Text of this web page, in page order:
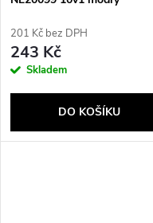
201 Kč bez DPH
243 Kč
Skladem
DO KOŠÍKU